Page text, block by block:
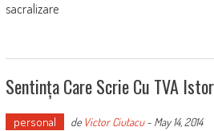
sacralizare
Sentința Care Scrie Cu TVA
personal de Victor Ciutacu- May 14, 2014